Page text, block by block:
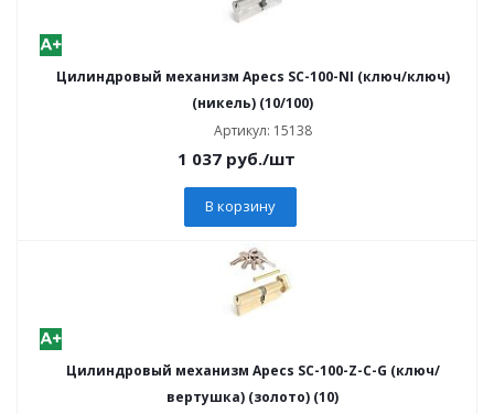
Цилиндровый механизм Apecs SC-100-NI (ключ/ключ)
(никель) (10/100)
Артикул: 15138
1 037руб./шт
В корзину
Цилиндровый механизм Apecs SC-100-Z-C-G (ключ/
вертушка) (золото) (10)